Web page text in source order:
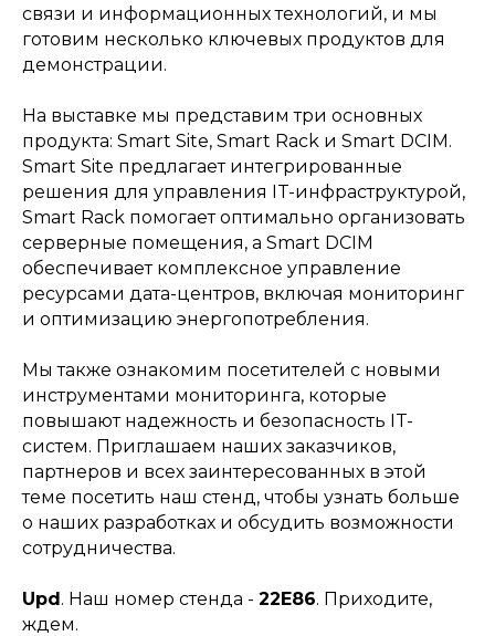
связи и информационных технологий, и мы
готовим несколько ключевых продуктов для
демонстрации.
На выставке мы представим три основных
продукта: Smart Site, Smart Rack и Smart DCIM.
Smart Site предлагает интегрированные
решения для управления IT-инфраструктурой,
Smart Rack помогает оптимально организовать
серверные помещения, а Smart DCIM
обеспечивает комплексное управление
ресурсами дата-центров, включая мониторинг
и оптимизацию энергопотребления.
Мы также ознакомим посетителей с новыми
инструментами мониторинга, которые
повышают надежность и безопасность IT-
систем. Приглашаем наших заказчиков,
партнеров и всех заинтересованных в этой
теме посетить наш стенд, чтобы узнать больше
о наших разработках и обсудить возможности
сотрудничества.
Upd. Наш номер стенда - 22E86. Приходите,
ждем.